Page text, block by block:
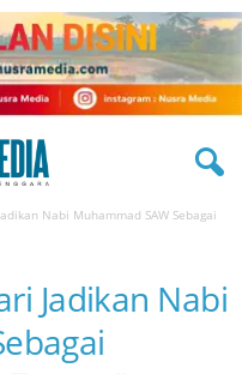
Nabi Muhammad SAW Sebagai
Jadikan Nabi